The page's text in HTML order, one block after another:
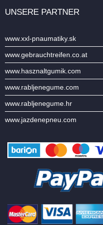
UNSERE PARTNER
www.xxl-pnaumatiky.sk
www.gebrauchtreifen.co.at
www.hasznaltgumik.com
www.rabljenegume.com
www.rabljenegume.hr
www.jazdenepneu.com